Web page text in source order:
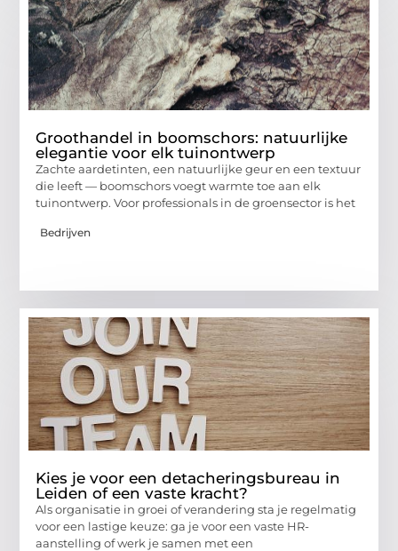
Groothandel in boomschors: natuurlijke
elegantie voor elk tuinontwerp
Zachte aardetinten, een natuurlijke geur en een textuur
die leeft — boomschors voegt warmte toe aan elk
tuinontwerp. Voor professionals in de groensector is het
Bedrijven
Kies je voor een detacheringsbureau in
Leiden of een vaste kracht?
Als organisatie in groei of verandering sta je regelmatig
voor een lastige keuze: ga je voor een vaste HR-
aanstelling of werk je samen met een